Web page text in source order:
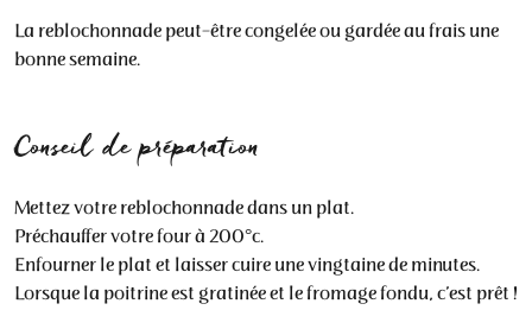
La reblochonnade peut-être congelée ou gardée au frais une
bonne semaine.
Conseil de préparation
Mettez votre reblochonnade dans un plat.
Préchauffer votre four à 200°c.
Enfourner le plat et laisser cuire une vingtaine de minutes.
Lorsque la poitrine est gratinée et le fromage fondu, c’est prêt !